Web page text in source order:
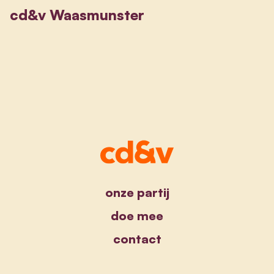
cd&v Waasmunster
onze partij
doe mee
contact